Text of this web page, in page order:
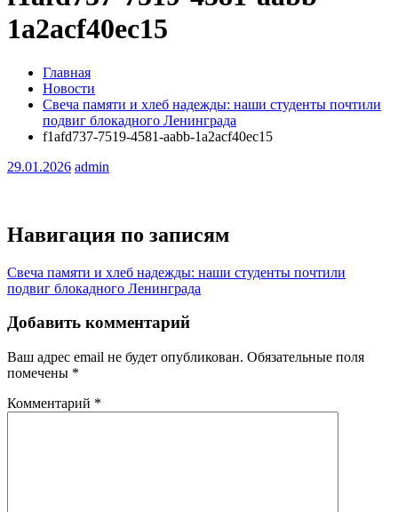
1a2acf40ec15
Главная
Новости
Свеча памяти и хлеб надежды: наши студенты почтили
подвиг блокадного Ленинграда
f1afd737-7519-4581-aabb-1a2acf40ec15
29.01.2026 admin
Навигация по записям
Свеча памяти и хлеб надежды: наши студенты почтили
подвиг блокадного Ленинграда
Добавить комментарий
Ваш адрес email не будет опубликован. Обязательные поля
помечены *
Комментарий *